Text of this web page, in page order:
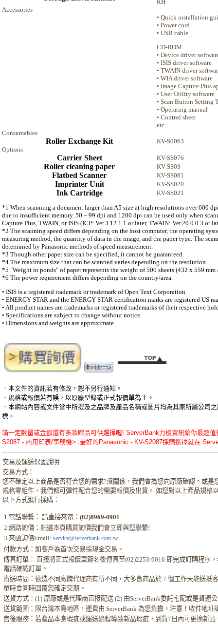
RH
Accessories
• Quick installation
• Power cord
• USB cable
CD-ROM
• Device driver
• ISIS driver software
• TWAIN driver
• WIA driver software
• Image Capture Plus
• User Utility software
• Scan Button Setting
• Operating manual
• Control sheet
etc.
Consumables
Roller Exchange Kit
KV-S0063
Options
Carrier Sheet KV-SS076
Roller cleaning paper KV-SS03
Flatbed Scanner KV-SS081
Imprinter Unit KV-SS020
Ink Cartridge
KV-SS021
*1 When scanning a document larger than A5 size at high resolutions over 600
due to insufficient memory. 50 – 99 dpi and 1200 dpi can be used only when
Capture Plus, TWAIN, or ISIS (ICP: Ver.3.12.1.1 or later, TWAIN: Ver.20.0.0.3 or
*2 The scanning speed differs depending on the host computer, the operating
measuring method, the quantity of data in the image, and the paper type. The
determined by Panasonic methods of speed measurement.
*3 Though other paper size can be specified, it cannot be guaranteed.
*4 The maximum size that can be scanned varies depending on the resolution.
*5 "Weight in ponds" of paper represents the weight of 500 sheets (432 x 559
*6 The power requirement differs depending on the country/area.
• ISIS is a registered trademark or trademark of Open Text Corporation.
• ENERGY STAR and the ENERGY STAR certification marks are registered US
• All product names are trademarks or registered trademarks of their respective
• Specifications are subject to change without notice.
• Dimensions and weights are approximate.
．本文件的資訊若有修改，恕不另行通知。
．規格或報價若有誤，以原廠型錄或正式報價單為主。
．本網站內容或文件當中所提及之品牌及產品名稱或圖片均為其原所屬公司
標。
滿一定數量或金額還有多款贈品可供選擇喔! ServerBank力梭資訊給你最超
S2087 - 商用印表/事務機> ,最好的Panasonic - KV-S2087採購選擇就在
交易及運送保固說明
交易方式：
您不確定以上商品是否符合您的需求?沒關係，我們會為您向原廠確認。或是
規格零組件，我們都可彈性配合您的需要報價及出貨。 如您對以上產品規格
以下方式進行採購：
1.電話聯繫： 請直接來電：(02)8969-0901
2.網路詢價：點選本頁購買詢價我們會立即與您聯繫!
3.來函詢價Email: service@serverbank.com.tw
付款方式：如客戶為首次交易採現金交易。
傳真訂單： 直接將正式報價單簽名後傳真至(02)2253-9016 即完成訂購程序
電話確認訂單。
寄送時間：依造不同廠牌代理商有所不同，大多數商品於 7 個工作天能送抵
單時會同時回覆您確定交期。
送貨方式：(1) 原廠或是代理商直接配送 (2) 由ServerBank委託宅配或是貨運
送貨範圍：限台灣本島地區，運費由 ServerBank 為您負擔，注意！收件地址
售後服務：若產品本身瑕疵或運送過程導致新品瑕疵，到貨7日內可更換新品